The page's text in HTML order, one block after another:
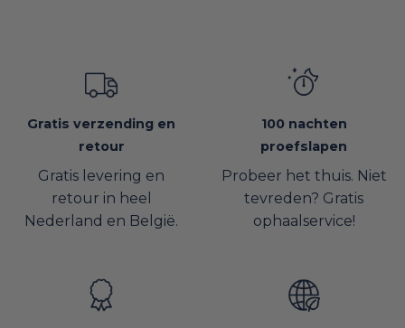
Gratis verzending en
retour
Gratis levering en
retour in heel
Nederland en België.
100 nachten
proefslapen
Probeer het thuis. Niet
tevreden? Gratis
ophaalservice!